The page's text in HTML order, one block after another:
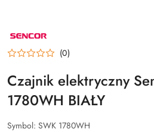
NAZWA
PRODUCENTA:
SENCOR (0)
Czajnik elektryczny
1780WH BIAŁY
Symbol: SWK 1780WH